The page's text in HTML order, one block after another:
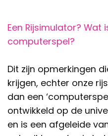
Een Rijsimulator? Wat
computerspel?
Dit zijn opmerkingen
krijgen, echter onze
dan een
ontwikkeld op de
en is een afgeleide